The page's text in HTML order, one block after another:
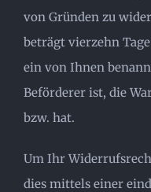
von Gründen zu
beträgt vierzehn
ein von Ihnen
Beförderer ist, die
bzw. hat.
Um Ihr
dies mittels einer